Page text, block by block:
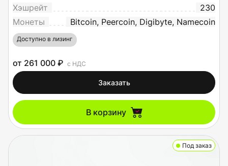
Хэшрейт
230
Монеты
Bitcoin, Peercoin, Digibyte, Namecoin
Доступно в лизинг
от 261 000 ₽ с НДС
Заказать
В корзину
Под заказ